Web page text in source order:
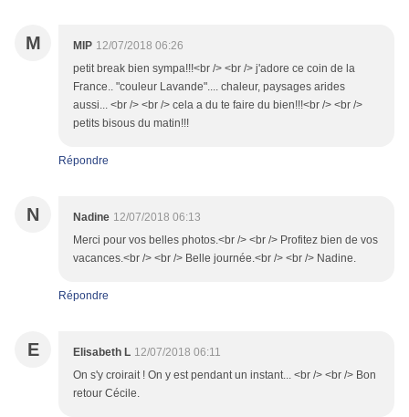
M MIP 12/07/2018 06:26
petit break bien sympa!!!<br /> <br /> j'adore ce coin de la
France.. "couleur Lavande".... chaleur, paysages arides
aussi... <br /> <br /> cela a du te faire du bien!!!<br /> <br />
petits bisous du matin!!!
Répondre
N Nadine 12/07/2018 06:13
Merci pour vos belles photos.<br /> <br /> Profitez bien de vos
vacances.<br /> <br /> Belle journée.<br /> <br /> Nadine.
Répondre
E Elisabeth L 12/07/2018 06:11
On s'y croirait ! On y est pendant un instant... <br /> <br /> Bon
retour Cécile.